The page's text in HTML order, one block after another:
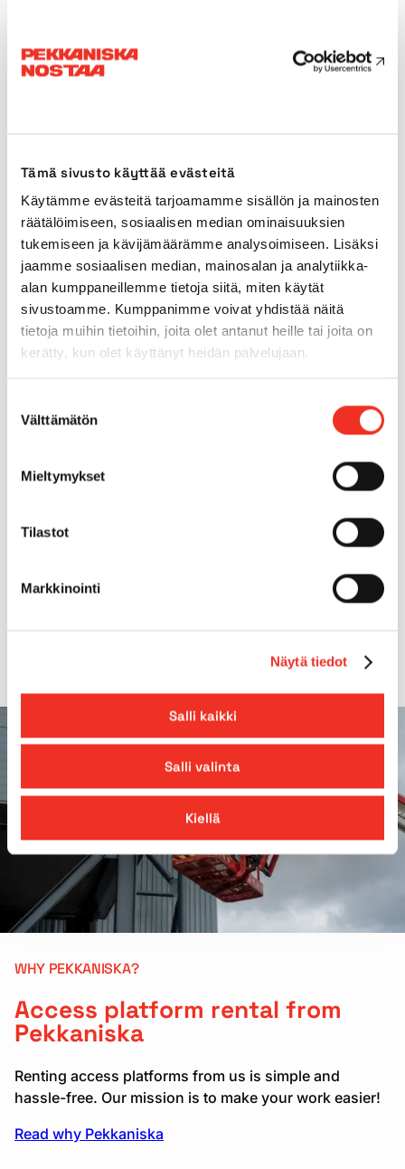
Tämä sivusto käyttää evästeitä
Käytämme evästeitä tarjoamamme sisällön ja mainosten
räätälöimiseen, sosiaalisen median ominaisuuksien
tukemiseen ja kävijämäärämme analysoimiseen. Lisäksi
jaamme sosiaalisen median, mainosalan ja analytiikka-
alan kumppaneillemme tietoja siitä, miten käytät
sivustoamme. Kumppanimme voivat yhdistää näitä
tietoja muihin tietoihin, joita olet antanut heille tai joita on
kerätty, kun olet käyttänyt heidän palvelujaan.
valinta
Välttämätön
Mieltymykset
Tilastot
Markkinointi
Näytä tiedot
Salli kaikki
Salli valinta
Kiellä
Transport height 3,15m*
Power source Battery
Outdoors use Yes
Indoor tyres Yes
WHY PEKKANISKA?
Access platform rental from
Pekkaniska
Renting access platforms from us is simple and
hassle-free. Our mission is to make your work easier!
Read why Pekkaniska